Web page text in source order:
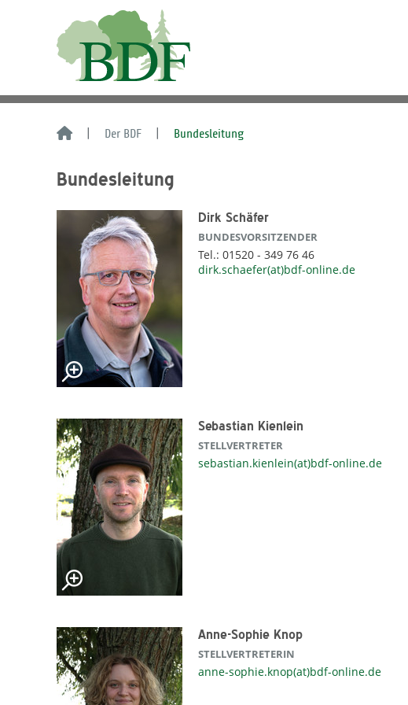
Der BDF Bundesleitung
Bundesleitung
Dirk Schäfer
BUNDESVORSITZENDER
Tel.: 01520 - 349 76 46
dirk.schaefer(at)bdf-online.de
Sebastian Kienlein
STELLVERTRETER
sebastian.kienlein(at)bdf-online.de
Anne-Sophie Knop
STELLVERTRETERIN
anne-sophie.knop(at)bdf-online.de